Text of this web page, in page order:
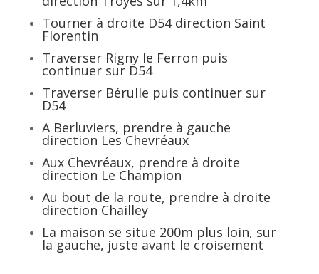
Tourner à droite D54 direction Saint
Florentin
Traverser Rigny le Ferron puis
continuer sur D54
Traverser Bérulle puis continuer sur
D54
A Berluviers, prendre à gauche
direction Les Chevréaux
Aux Chevréaux, prendre à droite
direction Le Champion
Au bout de la route, prendre à droite
direction Chailley
La maison se situe 200m plus loin, sur
la gauche, juste avant le croisement